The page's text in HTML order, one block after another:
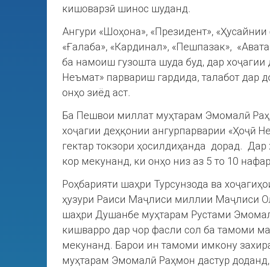
кишоварзӣ шинос шуданд.
Ангури «Шоҳона», «Президент»,
«Ғалаба», «Кардинал», «Пешпазак»,
ба намоиш гузошта шуда буд, дар хоҷагии
Неъмат» парвариш гардида, талабот дар
онҳо зиёд аст.
Ба Пешвои миллат муҳтарам Эмомалӣ
хоҷагии деҳқонии ангурпарварии «Ҳоҷӣ
гектар токзори ҳосилдиҳанда дорад.
кор мекунанд, ки онҳо низ аз 5 то 10
Роҳбарияти шаҳри Турсунзода ва
ҳузури Раиси Маҷлиси миллии Маҷлиси
шаҳри Душанбе муҳтарам Рустами
кишварро дар чор фасли сол ба тамоми
мекунанд. Барои ин тамоми имкону
муҳтарам Эмомалӣ Раҳмон дастур